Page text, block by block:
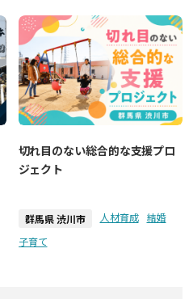
切れ目のない総合的な支援プロ
ジェクト
群馬県 渋川市 人材育成
結婚
子育て